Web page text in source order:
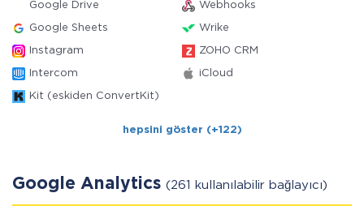
Google Drive Webhooks
Google Sheets Wrike
Instagram ZOHO CRM
Intercom iCloud
Kit (eskiden ConvertKit)
hepsini göster (+122)
Google Analytics (261 kullanılabilir bağlayıcı)